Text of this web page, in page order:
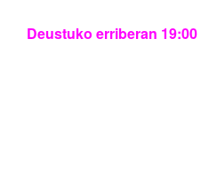
Deustuko erriberan 19:00